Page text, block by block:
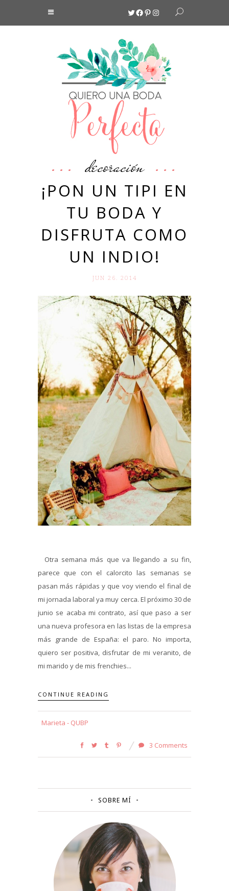
Twitter
Facebook
Pinterest
Instagram
decoración
¡PON UN TIPI EN
TU BODA Y
DISFRUTA COMO
UN INDIO!
JUN 26. 2014
Otra semana más que va llegando a su fin,
parece que con el calorcito las semanas se
pasan más rápidas y que voy viendo el final de
mi jornada laboral ya muy cerca. El próximo 30 de
junio se acaba mi contrato, así que paso a ser
una nueva profesora en las listas de la empresa
más grande de España: el paro. No importa,
quiero ser positiva, disfrutar de mi veranito, de
mi marido y de mis frenchies...
CONTINUE READING
Marieta - QUBP
3 Comments
SOBRE MÍ